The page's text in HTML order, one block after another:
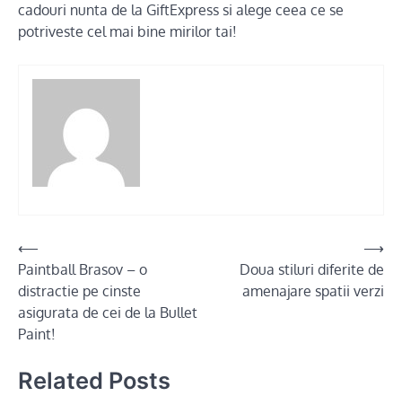
cadouri nunta de la GiftExpress si alege ceea ce se
potriveste cel mai bine mirilor tai!
Post
navigation
⟵
Paintball Brasov – o
distractie pe cinste
asigurata de cei de la Bullet
Paint!
Doua stiluri diferite de
amenajare spatii verzi
⟶
Related Posts